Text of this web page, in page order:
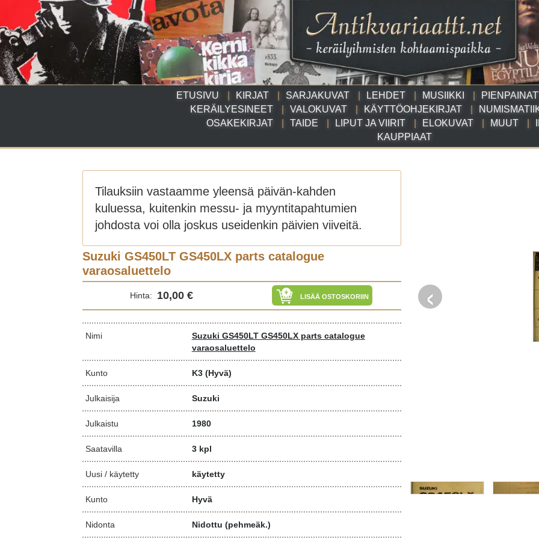
ETUSIVU KIRJAT SARJAKUVAT LEHDET MUSIIKKI
KERÄILYESINEET
VALOKUVAT KÄYTTÖOHJEKIRJAT
OSAKEKIRJAT
TAIDE LIPUT JA VIIRIT ELOKUVAT MUUT
KAUPPIAAT
Tilauksiin vastaamme yleensä päivän-kahden
kuluessa, kuitenkin messu- ja myyntitapahtumien
johdosta voi olla joskus useidenkin päivien viiveitä.
Suzuki GS450LT GS450LX parts catalogue
varaosaluettelo
‹
Hinta: 10,00 € LISÄÄ OSTOSKORIIN
Nimi
Suzuki GS450LT GS450LX parts catalogue
varaosaluettelo
Kunto K3 (Hyvä)
Julkaisija Suzuki
Julkaistu 1980
Saatavilla 3 kpl
Uusi / käytetty käytetty
Kunto Hyvä
Nidonta Nidottu (pehmeäk.)